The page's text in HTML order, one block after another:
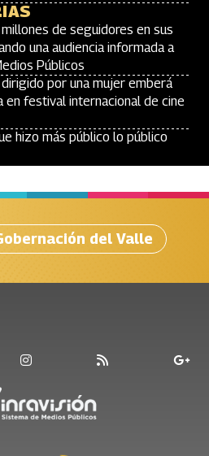
de seguidores en sus
una audiencia informada a
Públicos
por una mujer emberá
en festival internacional de cine
hizo más público lo público
del Valle